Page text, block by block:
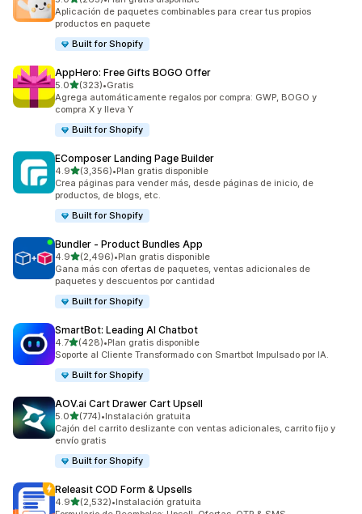
263 reseñas en total
Aplicación de paquetes combinables para crear tus propios
productos en paquete
Built for Shopify
AppHero: Free Gifts BOGO Offer
5.0de 5 estrellas
(323)
323 reseñas en total
•Gratis
Agrega automáticamente regalos por compra: GWP, BOGO y
compra X y lleva Y
Built for Shopify
EComposer Landing Page Builder
4.9de 5 estrellas
(3,356)
3356 reseñas en total
•Plan gratis disponible
Crea páginas para vender más, desde páginas de inicio, de
productos, de blogs, etc.
Built for Shopify
Bundler ‑ Product Bundles App
4.9de 5 estrellas
(2,496)
2496 reseñas en total
•Plan gratis disponible
Gana más con ofertas de paquetes, ventas adicionales de
paquetes y descuentos por cantidad
Built for Shopify
SmartBot: Leading AI Chatbot
4.7de 5 estrellas
(428)
428 reseñas en total
•Plan gratis disponible
Soporte al Cliente Transformado con Smartbot Impulsado por IA.
Built for Shopify
AOV.ai Cart Drawer Cart Upsell
5.0de 5 estrellas
(774)
774 reseñas en total
•Instalación gratuita
Cajón del carrito deslizante con ventas adicionales, carrito fijo y
envío gratis
Built for Shopify
Releasit COD Form & Upsells
4.9de 5 estrellas
(2,532)
2532 reseñas en total
•Instalación gratuita